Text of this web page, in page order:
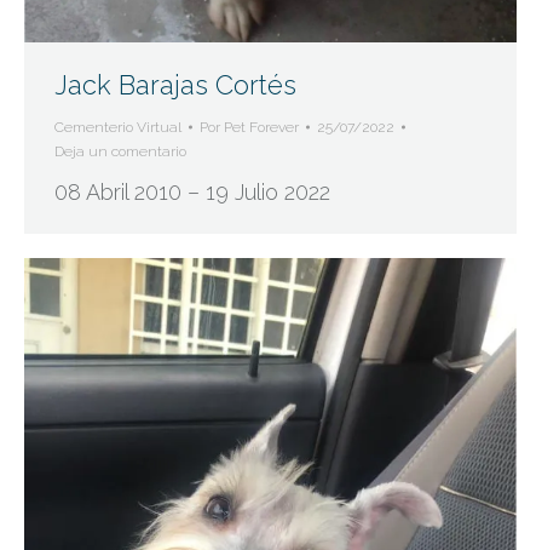
Jack Barajas Cortés
Cementerio Virtual Por Pet Forever
25/07/2022
Deja un comentario
08 Abril 2010 – 19 Julio 2022